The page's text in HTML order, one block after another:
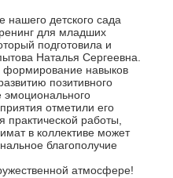
нашего детского сада
для младших
подготовила и
Наталья Сергеевна.
навыков
позитивного
отметили его
практической работы,
в коллективе может
благополучие
атмосфере!